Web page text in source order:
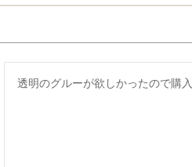
透明のグルーが欲しかったので購